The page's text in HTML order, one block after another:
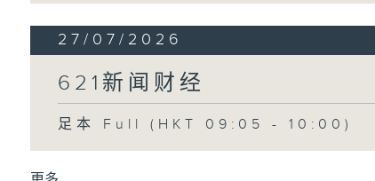
27/07/2026
621新闻财经
足本 Full (HKT 09:05 - 10:00)